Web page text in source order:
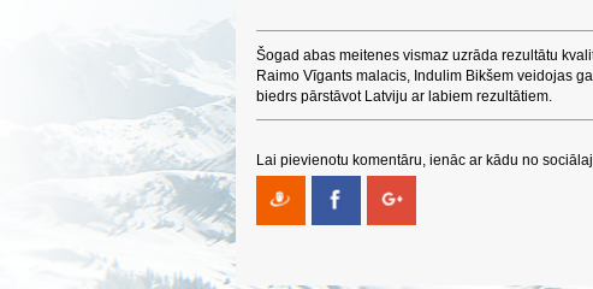
Šogad abas meitenes vismaz uzrāda rezultātu
Raimo Vīgants malacis, Indulim Bikšem veidojas
biedrs pārstāvot Latviju ar labiem rezultātiem.
Lai pievienotu komentāru, ienāc ar kādu no